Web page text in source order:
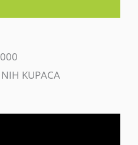
KUPACA